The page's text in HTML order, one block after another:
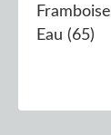
Framboise
Eau (65)